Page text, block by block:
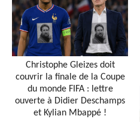
Christophe Gleizes doit
couvrir la finale de la Coupe
du monde FIFA : lettre
ouverte à Didier Deschamps
et Kylian Mbappé !